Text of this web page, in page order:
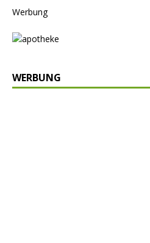
Werbung
WERBUNG